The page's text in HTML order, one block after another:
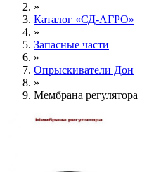
Главная
»
Каталог «СД-АГРО»
»
Запасные части
»
Опрыскиватели Дон
»